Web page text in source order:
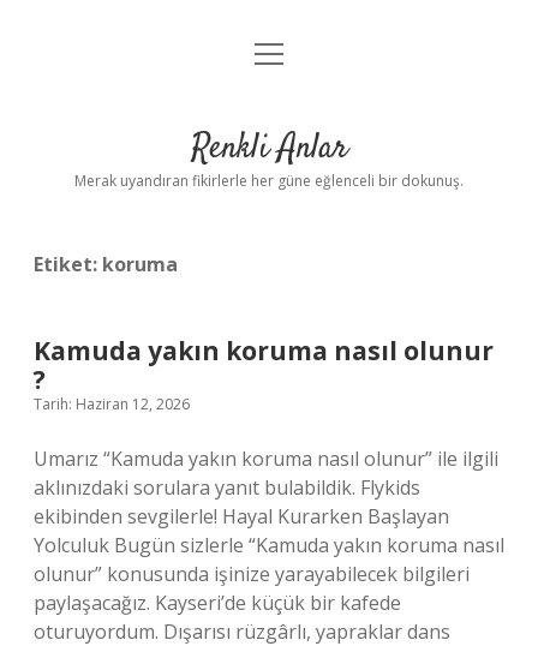
Anasayfa
Yasal Uyarı
menüyü
Renkli Anlar
Merak uyandıran fikirlerle her güne eğlenceli bir dokunuş.
Etiket: koruma
Kamuda yakın koruma nasıl olunur
?
Tarih: Haziran 12, 2026
Umarız “Kamuda yakın koruma nasıl olunur” ile ilgili
aklınızdaki sorulara yanıt bulabildik. Flykids
ekibinden sevgilerle! Hayal Kurarken Başlayan
Yolculuk Bugün sizlerle “Kamuda yakın koruma nasıl
olunur” konusunda işinize yarayabilecek bilgileri
paylaşacağız. Kayseri’de küçük bir kafede
oturuyordum. Dışarısı rüzgârlı, yapraklar dans